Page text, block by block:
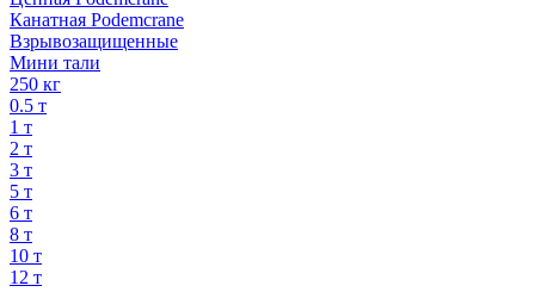
Канатная Podemcrane
Взрывозащищенные
Мини тали
250 кг
0.5 т
1 т
2 т
3 т
5 т
6 т
8 т
10 т
12 т